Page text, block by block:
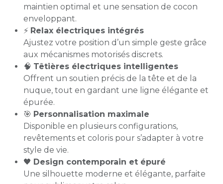
maintien optimal et une sensation de cocon
enveloppant.
⚡ Relax électriques intégrés
Ajustez votre position d’un simple geste grâce
aux mécanismes motorisés discrets.
🧠 Têtières électriques intelligentes
Offrent un soutien précis de la tête et de la
nuque, tout en gardant une ligne élégante et
épurée.
🎯 Personnalisation maximale
Disponible en plusieurs configurations,
revêtements et coloris pour s’adapter à votre
style de vie.
🖤 Design contemporain et épuré
Une silhouette moderne et élégante, parfaite